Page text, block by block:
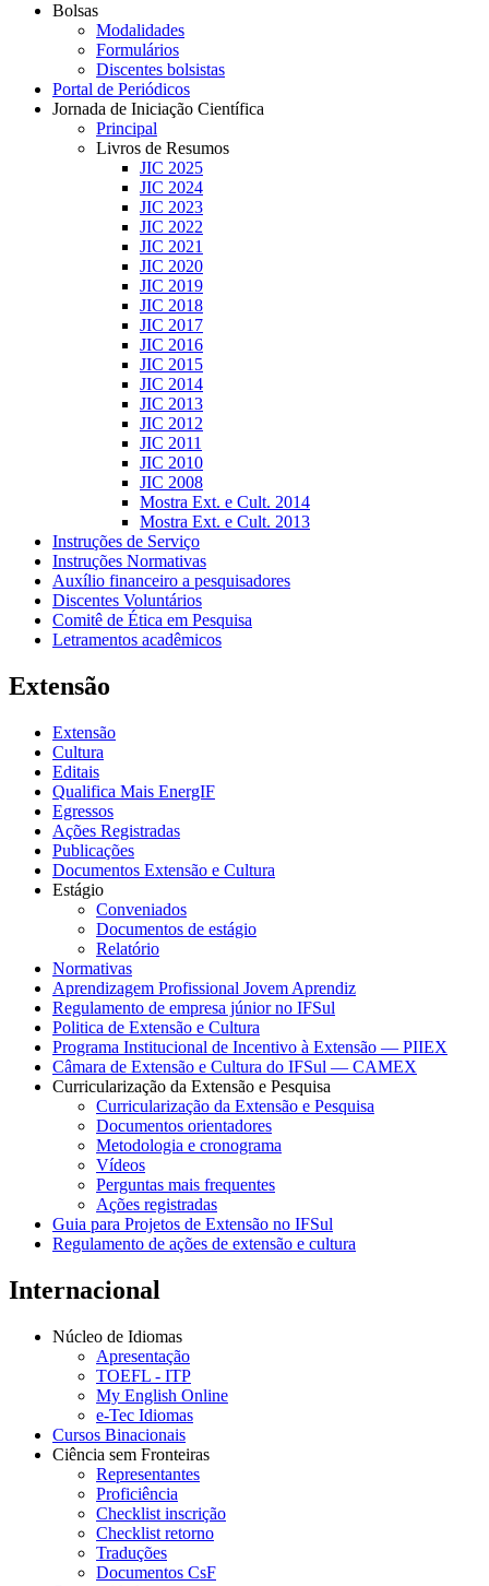
Bolsas
Modalidades
Formulários
Discentes bolsistas
Portal de Periódicos
Jornada de Iniciação Científica
Principal
Livros de Resumos
JIC 2025
JIC 2024
JIC 2023
JIC 2022
JIC 2021
JIC 2020
JIC 2019
JIC 2018
JIC 2017
JIC 2016
JIC 2015
JIC 2014
JIC 2013
JIC 2012
JIC 2011
JIC 2010
JIC 2008
Mostra Ext. e Cult. 2014
Mostra Ext. e Cult. 2013
Instruções de Serviço
Instruções Normativas
Auxílio financeiro a pesquisadores
Discentes Voluntários
Comitê de Ética em Pesquisa
Letramentos acadêmicos
Extensão
Extensão
Cultura
Editais
Qualifica Mais EnergIF
Egressos
Ações Registradas
Publicações
Documentos Extensão e Cultura
Estágio
Conveniados
Documentos de estágio
Relatório
Normativas
Aprendizagem Profissional Jovem Aprendiz
Regulamento de empresa júnior no IFSul
Politica de Extensão e Cultura
Programa Institucional de Incentivo à Extensão — PIIEX
Câmara de Extensão e Cultura do IFSul — CAMEX
Curricularização da Extensão e Pesquisa
Curricularização da Extensão e Pesquisa
Documentos orientadores
Metodologia e cronograma
Vídeos
Perguntas mais frequentes
Ações registradas
Guia para Projetos de Extensão no IFSul
Regulamento de ações de extensão e cultura
Internacional
Núcleo de Idiomas
Apresentação
TOEFL - ITP
My English Online
e-Tec Idiomas
Cursos Binacionais
Ciência sem Fronteiras
Representantes
Proficiência
Checklist inscrição
Checklist retorno
Traduções
Documentos CsF